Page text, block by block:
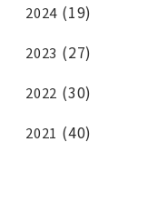
2024 (19)
2023 (27)
2022 (30)
2021 (40)